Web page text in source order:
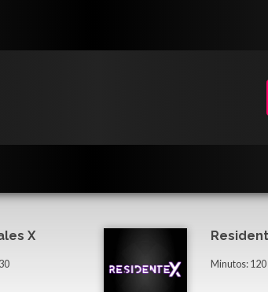
X
Minutos: 120